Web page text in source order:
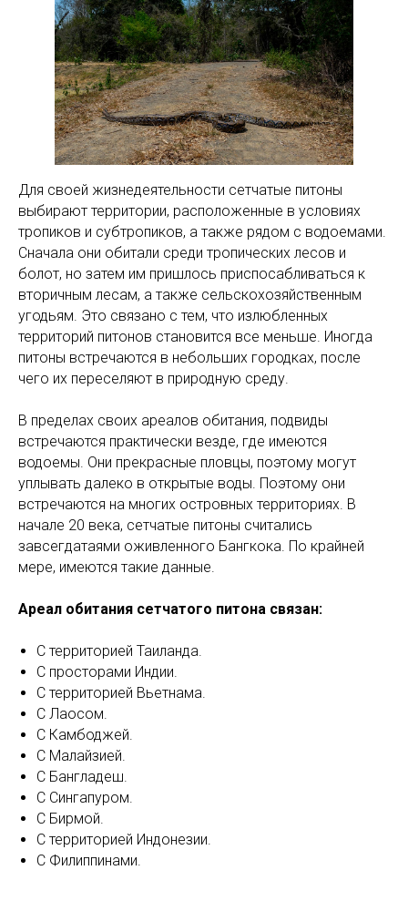
Для своей жизнедеятельности сетчатые питоны
выбирают территории, расположенные в условиях
тропиков и субтропиков, а также рядом с водоемами.
Сначала они обитали среди тропических лесов и
болот, но затем им пришлось приспосабливаться к
вторичным лесам, а также сельскохозяйственным
угодьям. Это связано с тем, что излюбленных
территорий питонов становится все меньше. Иногда
питоны встречаются в небольших городках, после
чего их переселяют в природную среду.
В пределах своих ареалов обитания, подвиды
встречаются практически везде, где имеются
водоемы. Они прекрасные пловцы, поэтому могут
уплывать далеко в открытые воды. Поэтому они
встречаются на многих островных территориях. В
начале 20 века, сетчатые питоны считались
завсегдатаями оживленного Бангкока. По крайней
мере, имеются такие данные.
Ареал обитания сетчатого питона связан:
С территорией Таиланда.
С просторами Индии.
С территорией Вьетнама.
С Лаосом.
С Камбоджей.
С Малайзией.
С Бангладеш.
С Сингапуром.
С Бирмой.
С территорией Индонезии.
С Филиппинами.